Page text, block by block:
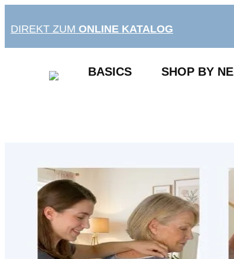
Inhalt
DIREKT ZUM ONLINE KATALOG
BASICS SHOP BY